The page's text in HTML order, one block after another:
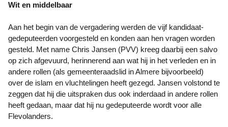
Wit en middelbaar
Aan het begin van de vergadering werden de vijf kandidaat-
gedeputeerden voorgesteld en konden aan hen vragen worden
gesteld. Met name Chris Jansen (PVV) kreeg daarbij een salvo
op zich afgevuurd, herinnerend aan wat hij in het verleden en in
andere rollen (als gemeenteraadslid in Almere bijvoorbeeld)
over de islam en vluchtelingen heeft gezegd. Jansen volstond te
zeggen dat hij die uitspraken dus ook inderdaad in andere rollen
heeft gedaan, maar dat hij nu gedeputeerde wordt voor alle
Flevolanders.